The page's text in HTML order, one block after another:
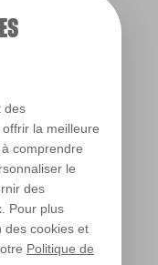
des
la meilleure
comprendre
le
des
Pour plus
des cookies et
Politique de
COULEUR
un rôle important
Utilisez cet
en fonction de la